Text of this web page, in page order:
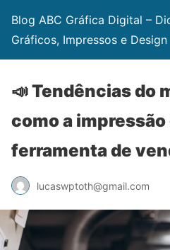
Blog ABC Gráfica Digital –
Gráficos, Impressos e Design
📣 Tendências do
como a
ferramenta de
lucaswptoth@gmail.com